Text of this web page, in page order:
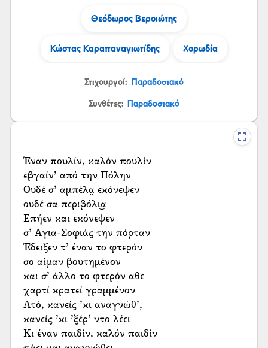
Θεόδωρος Βεροιώτης
Κώστας Καραπαναγιωτίδης Χορωδία
Στιχουργοί: Παραδοσιακό
Συνθέτες: Παραδοσιακό
Έναν πουλίν, καλόν πουλίν
εβγαίν’ από την Πόλην
Ουδέ σ’ αμπέλα̤ εκόνεψεν
ουδέ σα περιβόλι͜α
Επήεν και εκόνεψεν
σ’ Αγια-Σοφιάς την πόρταν
Έδειξεν τ’ έναν το φτερόν
σο αίμαν βουτημένον
και σ’ άλλο το φτερόν αθε
χαρτί κρατεί γραμμένον
Ατό, κανείς ’κι αναγνώθ’,
κανείς ’κι ’ξέρ’ ντο λέει
Κι έναν παιδίν, καλόν παιδίν